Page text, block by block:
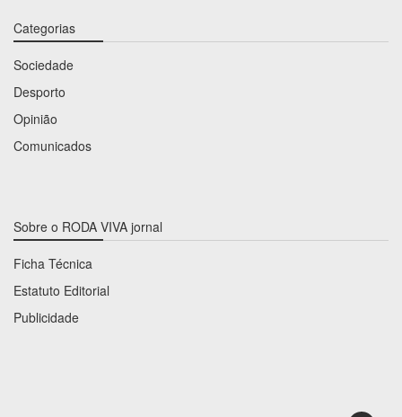
Categorias
Sociedade
Desporto
Opinião
Comunicados
Sobre o RODA VIVA jornal
Ficha Técnica
Estatuto Editorial
Publicidade